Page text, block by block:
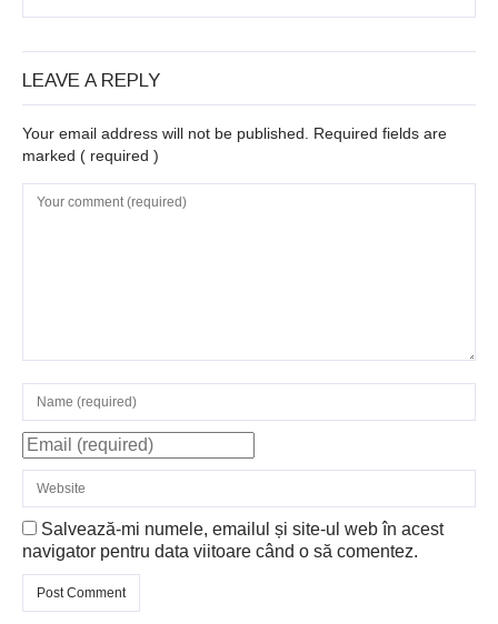
LEAVE A REPLY
Your email address will not be published. Required fields are
marked ( required )
Salvează-mi numele, emailul și site-ul web în acest
navigator pentru data viitoare când o să comentez.